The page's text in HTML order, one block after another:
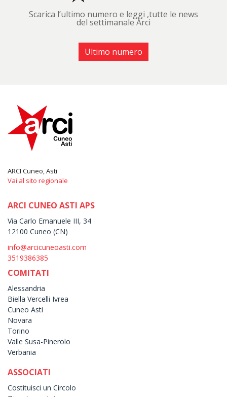
Scarica l’ultimo numero e leggi ,tutte le news
del settimanale Arci
Ultimo numero
ARCI Cuneo, Asti
Vai al sito regionale
ARCI CUNEO ASTI APS
Via Carlo Emanuele III, 34
12100 Cuneo (CN)
info@arcicuneoasti.com
3519386385
COMITATI
Alessandria
Biella Vercelli Ivrea
Cuneo Asti
Novara
Torino
Valle Susa-Pinerolo
Verbania
ASSOCIATI
Costituisci un Circolo